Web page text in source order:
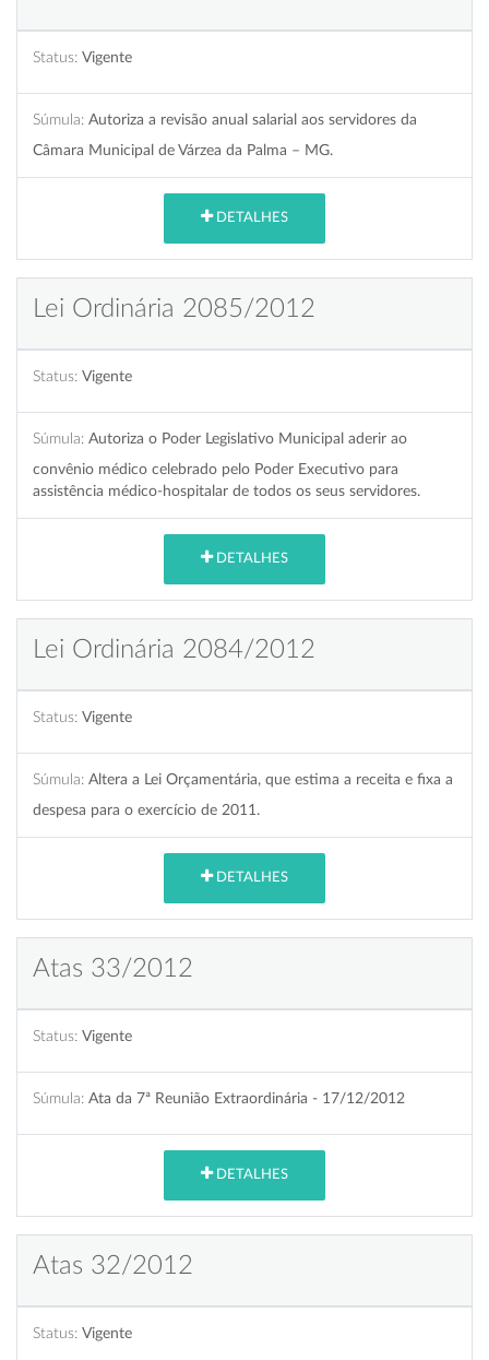
Status: Vigente
Súmula: Autoriza a revisão anual salarial aos servidores da
Câmara Municipal de Várzea da Palma – MG.
DETALHES
Lei Ordinária 2085/2012
Status: Vigente
Súmula: Autoriza o Poder Legislativo Municipal aderir ao
convênio médico celebrado pelo Poder Executivo para
assistência médico-hospitalar de todos os seus servidores.
DETALHES
Lei Ordinária 2084/2012
Status: Vigente
Súmula: Altera a Lei Orçamentária, que estima a receita e fixa a
despesa para o exercício de 2011.
DETALHES
Atas 33/2012
Status: Vigente
Súmula: Ata da 7ª Reunião Extraordinária - 17/12/2012
DETALHES
Atas 32/2012
Status: Vigente